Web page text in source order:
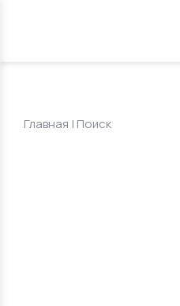
Главная | Поиск